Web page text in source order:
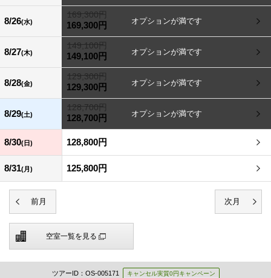
8/26(水)
169,300円
169,300円
8/27(木)
149,100円
149,100円
8/28(金)
129,300円
129,300円
8/29(土)
128,700円
128,700円
8/30(日) 128,800円
8/31(月) 125,800円
空室一覧を見る
ツアーID：OS-005171 キャンセル実質0円キャンペーン